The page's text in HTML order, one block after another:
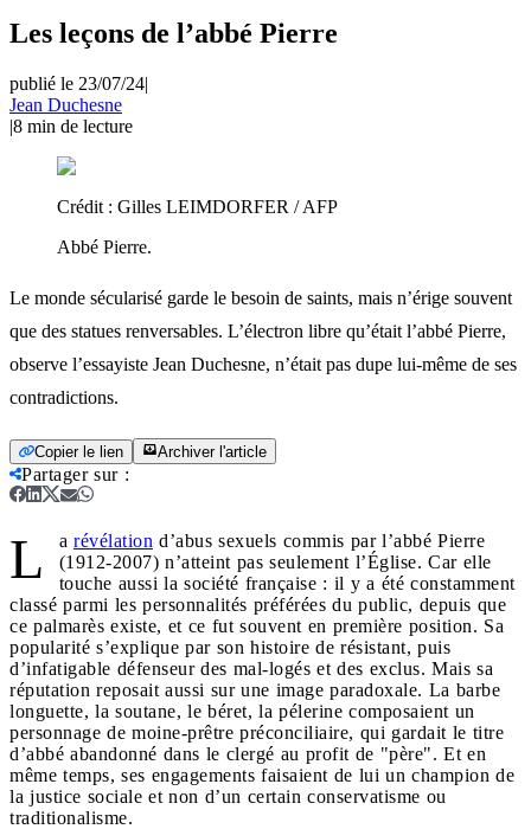
Les leçons de l’abbé Pierre
publié le 23/07/24|
Jean Duchesne
|8 min de lecture
Crédit : Gilles LEIMDORFER / AFP
Abbé Pierre.
Le monde sécularisé garde le besoin de saints, mais n’érige souvent
que des statues renversables. L’électron libre qu’était l’abbé Pierre,
observe l’essayiste Jean Duchesne, n’était pas dupe lui-même de ses
contradictions.
Copier le lien Archiver l'article
Partager sur:
L a révélation d’abus sexuels commis par l’abbé Pierre
(1912-2007) n’atteint pas seulement l’Église. Car elle
touche aussi la société française : il y a été constamment
classé parmi les personnalités préférées du public, depuis que
ce palmarès existe, et ce fut souvent en première position. Sa
popularité s’explique par son histoire de résistant, puis
d’infatigable défenseur des mal-logés et des exclus. Mais sa
réputation reposait aussi sur une image paradoxale. La barbe
longuette, la soutane, le béret, la pélerine composaient un
personnage de moine-prêtre préconciliaire, qui gardait le titre
d’abbé abandonné dans le clergé au profit de "père". Et en
même temps, ses engagements faisaient de lui un champion de
la justice sociale et non d’un certain conservatisme ou
traditionalisme.